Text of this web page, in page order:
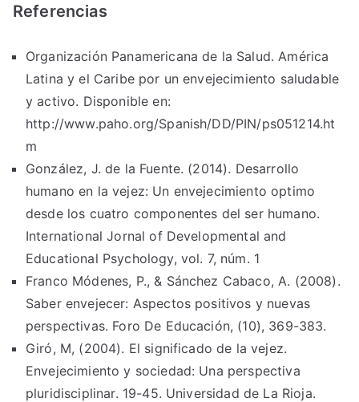
Referencias
Organización Panamericana de la Salud. América
Latina y el Caribe por un envejecimiento saludable
y activo. Disponible en:
http://www.paho.org/Spanish/DD/PIN/ps051214.ht
m
González, J. de la Fuente. (2014). Desarrollo
humano en la vejez: Un envejecimiento optimo
desde los cuatro componentes del ser humano.
International Jornal of Developmental and
Educational Psychology, vol. 7, núm. 1
Franco Módenes, P., & Sánchez Cabaco, A. (2008).
Saber envejecer: Aspectos positivos y nuevas
perspectivas. Foro De Educación, (10), 369-383.
Giró, M, (2004). El significado de la vejez.
Envejecimiento y sociedad: Una perspectiva
pluridisciplinar. 19-45. Universidad de La Rioja.